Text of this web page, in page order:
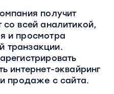
получит
всей аналитикой,
и просмотра
транзакции.
интернет-эквайринг
продаже с сайта.